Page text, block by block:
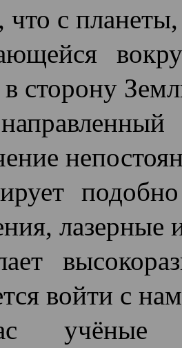
что с планеты,
сторону
лазерные
войти с
учёные